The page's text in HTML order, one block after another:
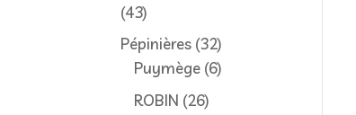
4343
produits
Pépinières 3232
produits
Puymège 66
ROBIN 2626